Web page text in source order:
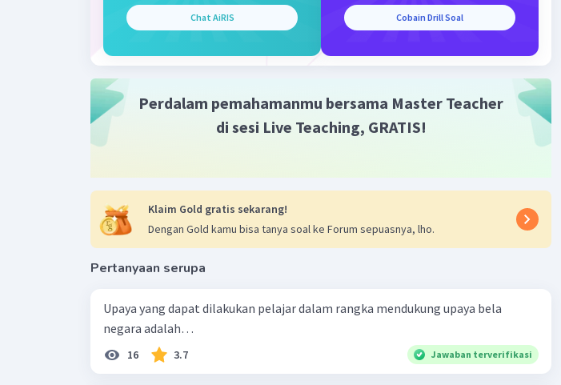
Chat AiRIS Cobain Drill Soal
Perdalam pemahamanmu bersama Master Teacher
di sesi Live Teaching, GRATIS!
Klaim Gold gratis sekarang!
Dengan Gold kamu bisa tanya soal ke Forum sepuasnya, lho.
Pertanyaan serupa
Upaya yang dapat dilakukan pelajar dalam rangka mendukung upaya bela
negara adalah…
16 3.7 Jawaban terverifikasi